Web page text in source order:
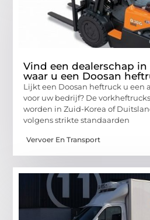
Vind een dealerschap
waar u een Doosan
Lijkt een Doosan heftruck u een
voor uw bedrijf? De
worden in Zuid-Korea of
volgens strikte standaarden
Vervoer En Transport